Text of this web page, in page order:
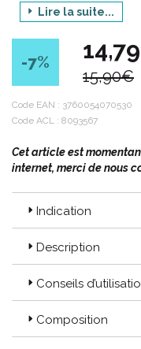
Produit : MAL DES
Contenance : 30
Passez au naturel pour
environnement !
Des solutions pour
Sans composant
endocriniens
indésirable sur l’
Les engagements
Développés sous
Efficacité démontrée
Laboratoire Français.
6 familles de produits :
Lire la suite...
-7%
15,90€
Code EAN : 3760054070530
Code ACL : 8093567
Cet article est
internet, merci de nous
Indication
Description
Conseils
Composition